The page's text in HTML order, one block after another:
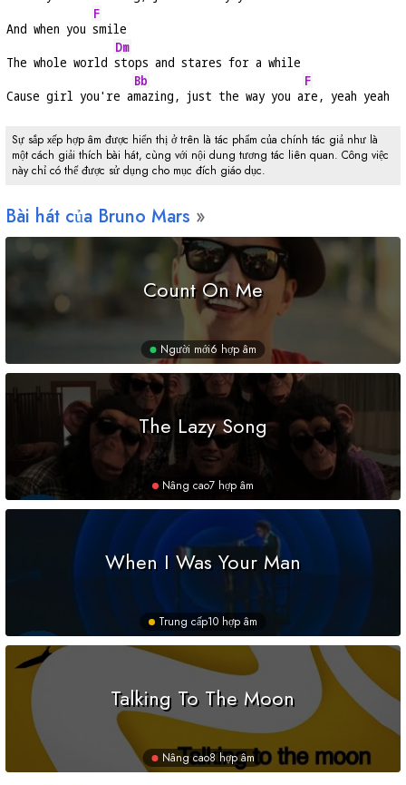
And when you
F
smile
The whole world
Dm
stops and stares for a while
Cause girl you're a
Bb
mazing, just the way you a
F
re, yeah yeah
Sự sắp xếp hợp âm được hiển thị ở trên là tác phẩm của chính tác giả như là
một cách giải thích bài hát, cùng với nội dung tương tác liên quan. Công việc
này chỉ có thể được sử dụng cho mục đích giáo dục.
Bài hát của Bruno Mars
Count On Me
Người mới6 hợp âm
The Lazy Song
Nâng cao7 hợp âm
When I Was Your Man
Trung cấp10 hợp âm
Talking To The Moon
Nâng cao8 hợp âm